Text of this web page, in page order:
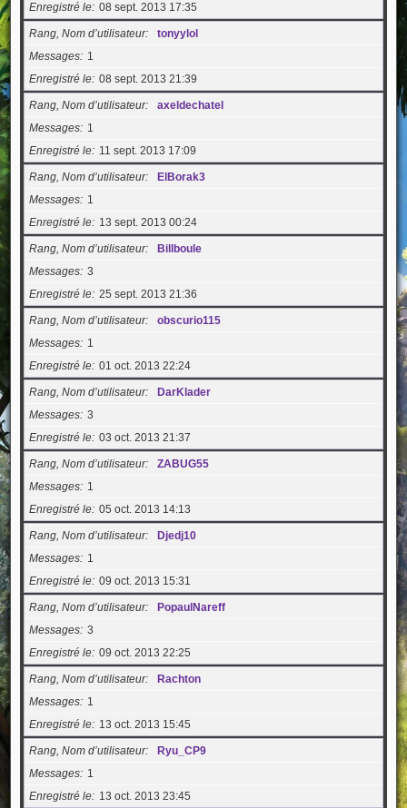
Enregistré le 08 sept. 2013 17:35
Rang, Nom d’utilisateur
tonyylol
Messages
1
Enregistré le 08 sept. 2013 21:39
Rang, Nom d’utilisateur
axeldechatel
Messages
1
Enregistré le
11 sept. 2013 17:09
Rang, Nom d’utilisateur
ElBorak3
Messages
1
Enregistré le
13 sept. 2013 00:24
Rang, Nom d’utilisateur
Billboule
Messages 3
Enregistré le 25 sept. 2013 21:36
Rang, Nom d’utilisateur
obscurio115
Messages
1
Enregistré le 01 oct. 2013 22:24
Rang, Nom d’utilisateur
DarKlader
Messages 3
Enregistré le 03 oct. 2013 21:37
Rang, Nom d’utilisateur
ZABUG55
Messages
1
Enregistré le 05 oct. 2013 14:13
Rang, Nom d’utilisateur
Djedj10
Messages
1
Enregistré le 09 oct. 2013 15:31
Rang, Nom d’utilisateur
PopaulNareff
Messages 3
Enregistré le 09 oct. 2013 22:25
Rang, Nom d’utilisateur
Rachton
Messages
1
Enregistré le
13 oct. 2013 15:45
Rang, Nom d’utilisateur
Ryu_CP9
Messages
1
Enregistré le
13 oct. 2013 23:45